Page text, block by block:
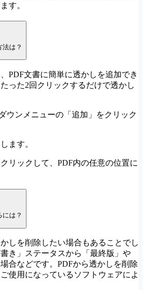
す。
法は？
PDF文書に簡単に透かしを追加でき
った2回クリックするだけで透かし
ウンメニューの「追加」をクリック
ます。
リックして、PDF内の任意の位置に
には？
しを削除したい場合もあることでし
き」ステータスから「最終版」や
合などです。PDFから透かしを削除
使用になっているソフトウェアによ